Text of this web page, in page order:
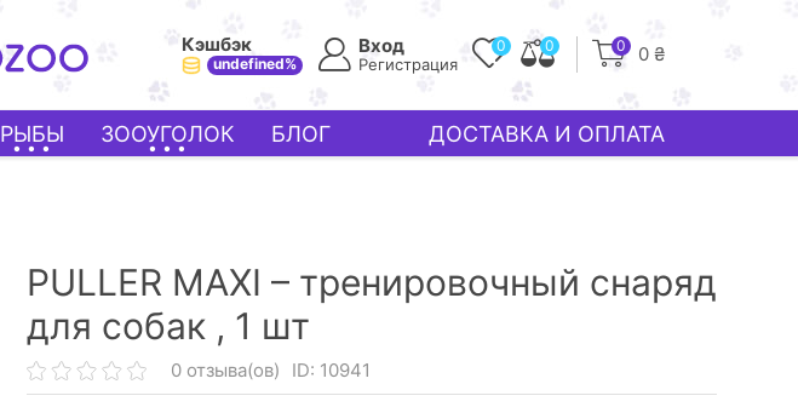
Кэшбэк
undefined%
Вход
Регистрация
0 0 0 0 ₴
РЫБЫ ЗООУГОЛОК БЛОГ ДОСТАВКА И ОПЛАТА
PULLER MAXI – тренировочный снаряд
для собак , 1 шт
0 отзыва(ов) ID: 10941